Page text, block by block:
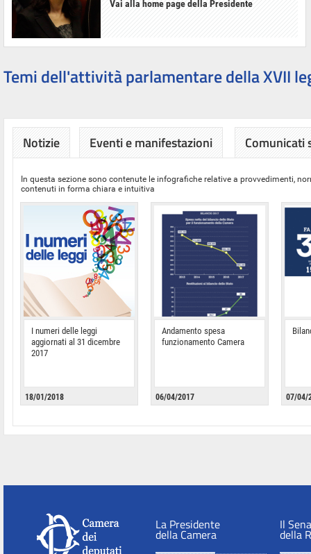
Vai alla home page della Presidente
Temi dell'attività parlamentare della XVII
Notizie Eventi e manifestazioni Comunicati
In questa sezione sono contenute le infografiche relative a provvedimenti,
contenuti in forma chiara e intuitiva
I numeri delle leggi
aggiornati al 31 dicembre
2017
18/01/2018
Andamento spesa
funzionamento Camera
06/04/2017 07/04/
La Presidente
della Camera
Il
della